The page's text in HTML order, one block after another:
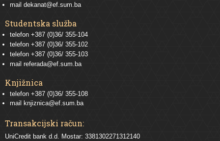
mail dekanat@ef.sum.ba
Studentska služba
telefon +387 (0)36/ 355-104
telefon +387 (0)36/ 355-102
telefon +387 (0)36/ 355-103
mail referada@ef.sum.ba
Knjižnica
telefon +387 (0)36/ 355-108
mail
knjiznica@ef.sum.ba
Transakcijski račun:
UniCredit bank d.d. Mostar: 3381302271312140